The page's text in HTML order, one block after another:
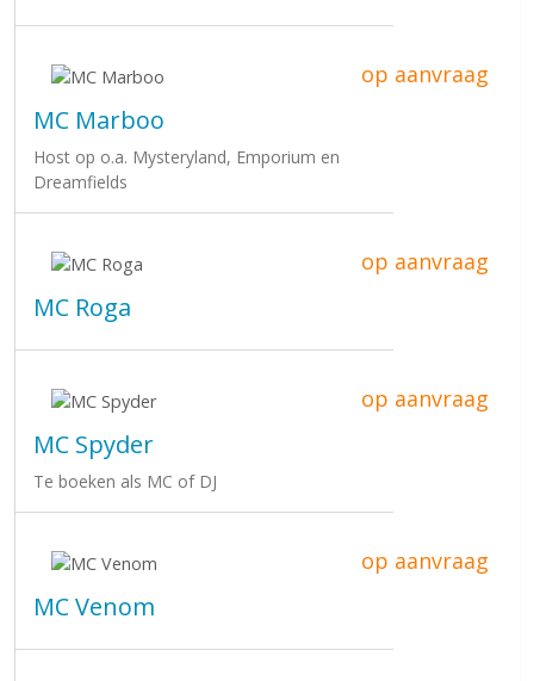
MC Marboo
Host op o.a. Mysteryland, Emporium en
Dreamfields
op aanvraag
MC Roga
op aanvraag
MC Spyder
Te boeken als MC of DJ
op aanvraag
MC Venom
op aanvraag